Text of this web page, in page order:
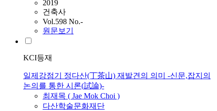
2019
건축사
Vol.598 No.-
원문보기
KCI등재
일제강점기 정다산(丁茶山) 재발견의 의미 -신문,잡지의
논의를 통한 시론(試論)-
최재목 ( Jae Mok Choi )
다산학술문화재단